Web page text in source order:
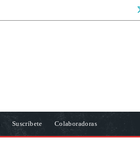
Suscríbete Colaboradoras